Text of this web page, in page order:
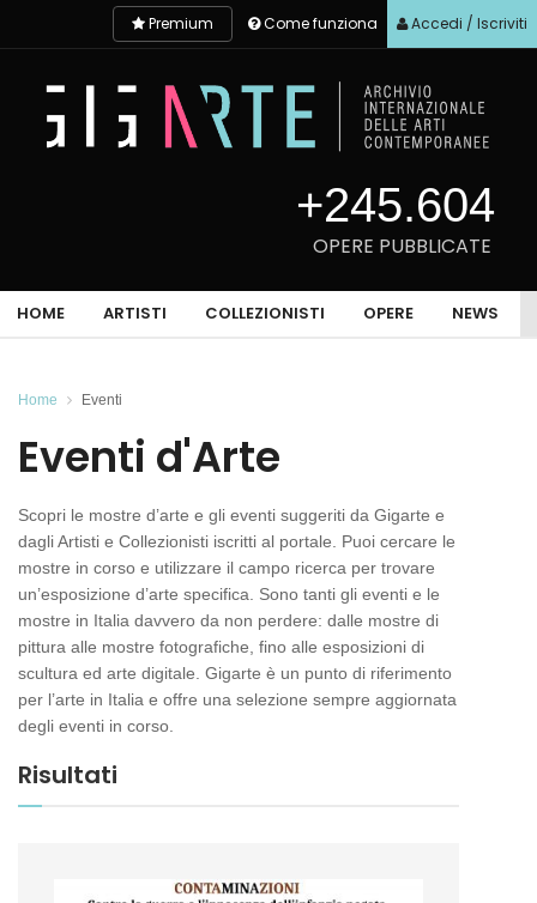
Accedi / Iscriviti
Come funziona
Premium
+245.604
OPERE PUBBLICATE
HOME ARTISTI COLLEZIONISTI OPERE NEWS
Home Eventi
Eventi d'Arte
Scopri le mostre d’arte e gli eventi suggeriti da Gigarte e
dagli Artisti e Collezionisti iscritti al portale. Puoi cercare le
mostre in corso e utilizzare il campo ricerca per trovare
un’esposizione d’arte specifica. Sono tanti gli eventi e le
mostre in Italia davvero da non perdere: dalle mostre di
pittura alle mostre fotografiche, fino alle esposizioni di
scultura ed arte digitale. Gigarte è un punto di riferimento
per l’arte in Italia e offre una selezione sempre aggiornata
degli eventi in corso.
Risultati